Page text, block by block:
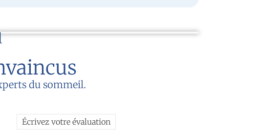
du sommeil.
Écrivez votre évaluation